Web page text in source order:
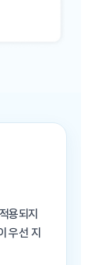
용되지
우선 지